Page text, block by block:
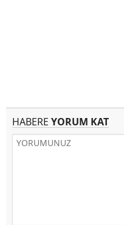
HABERE YORUM KAT